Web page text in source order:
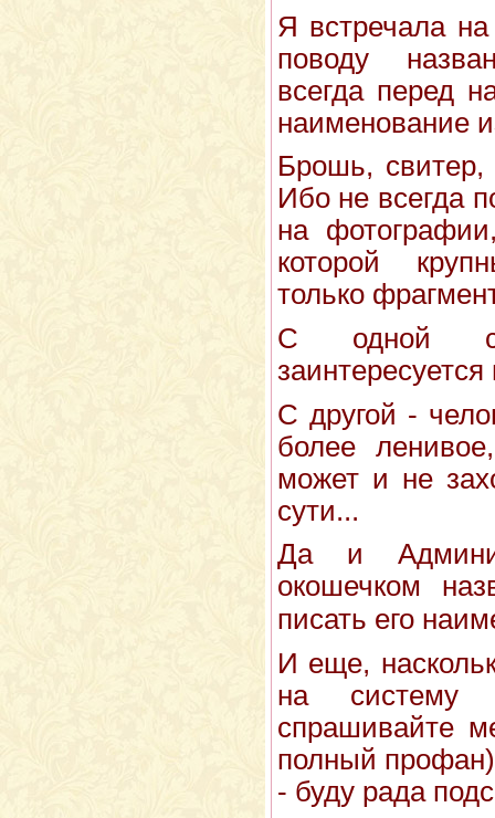
Я встречала
поводу
всегда перед
наименование
Брошь, свитер,
Ибо не всегда
на
которой
только
С одной
заинтересуется
С другой -
более
может и не
сути...
Да и
окошечком
писать его
И еще,
на систему
спрашивайте
полный
- буду рада